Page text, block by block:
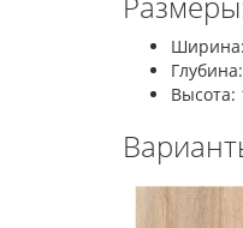
Высота: